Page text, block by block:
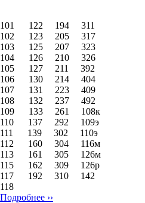
101 122 194 311
102 123 205 317
103 125 207 323
104 126 210 326
105 127 211 392
106 130 214 404
107 131 223 409
108 132 237 492
109 133 261 108к
110 137 292 109э
111 139 302 110э
112 160 304 116м
113 161 305 126м
115 162 309 126р
117 192 310 142
118
Подробнее ››